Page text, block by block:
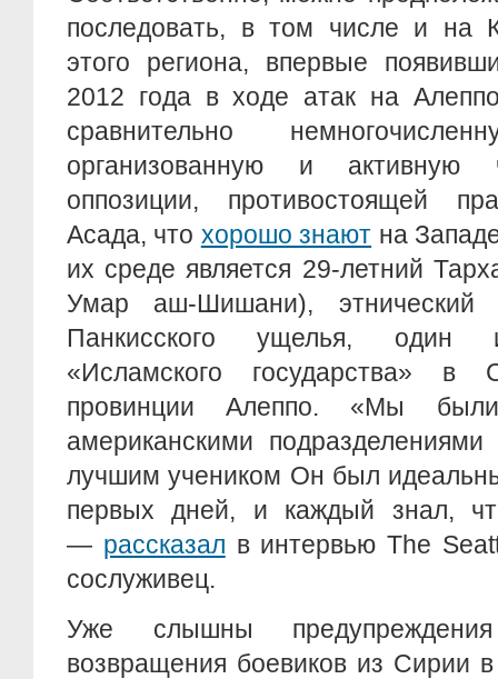
последовать, в том числе и на
этого региона, впервые
2012 года в ходе атак на
сравнительно
организованную и активную
оппозиции, противостоящей
Асада, что хорошо знают на
их среде является 29-летний
Умар аш-Шишани), этнический
Панкисского ущелья, один
«Исламского государства»
провинции Алеппо. «Мы
американскими
лучшим учеником Он был
первых дней, и каждый знал,
— рассказал в интервью The
сослуживец.
Уже слышны
возвращения боевиков из Сирии